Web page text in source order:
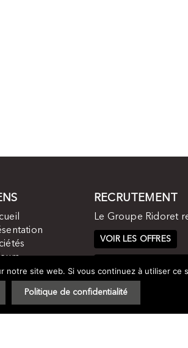
RECRUTEMENT
Le Groupe Ridoret
VOIR LES OFFRES
notre site web. Si vous continuez à utiliser
Politique de confidentialité